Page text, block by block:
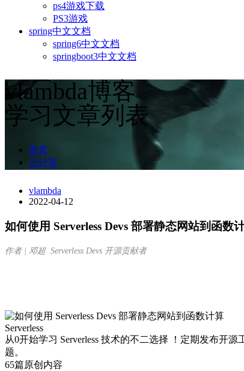
ps4游戏下载
PS3游戏
spring中文文档
spring6中文文档
springboot3中文文档
vlambda博客
学习文章列表
首页
云计算
vlambda
2022-04-12
如何使用 Serverless Devs 部署静态网站到函数
作者 | 邓超 Serverless Devs 开源贡献者
Serverless
从0开始学习 Serverless 技术的不二选择 ！定期发布开
题。
65篇原创内容